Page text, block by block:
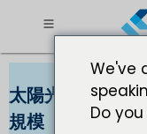
太陽光ポンプ市
規模
We've
Do